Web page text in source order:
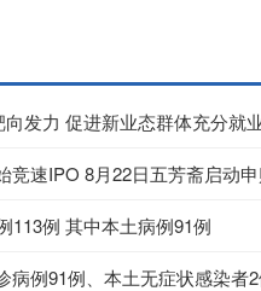
向发力 促进新业态群体充分就
竞速IPO 8月22日五芳斋启动
113例 其中本土病例91例
病例91例、本土无症状感染者